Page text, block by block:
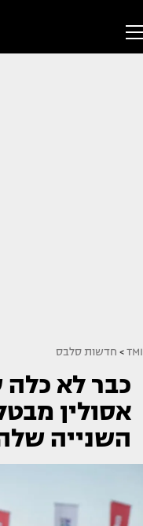
TMI
> חדשות סלבס
כבר לא כלה
אסולין
השנייה